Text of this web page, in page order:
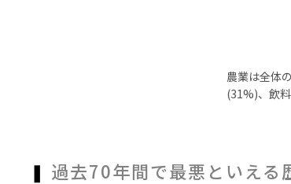
農業は全体
(31%)、飲
❚ 過去70年間で最悪といえる